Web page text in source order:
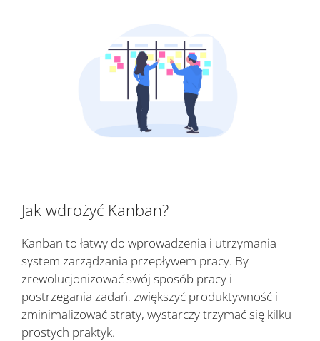
Jak wdrożyć Kanban?
Kanban to łatwy do wprowadzenia i utrzymania
system zarządzania przepływem pracy. By
zrewolucjonizować swój sposób pracy i
postrzegania zadań, zwiększyć produktywność i
zminimalizować straty, wystarczy trzymać się kilku
prostych praktyk.